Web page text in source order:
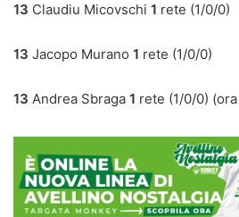
13 Claudiu Micovschi 1 rete (1/0/0)
13 Jacopo Murano 1 rete (1/0/0)
13 Andrea Sbraga 1 rete (1/0/0)